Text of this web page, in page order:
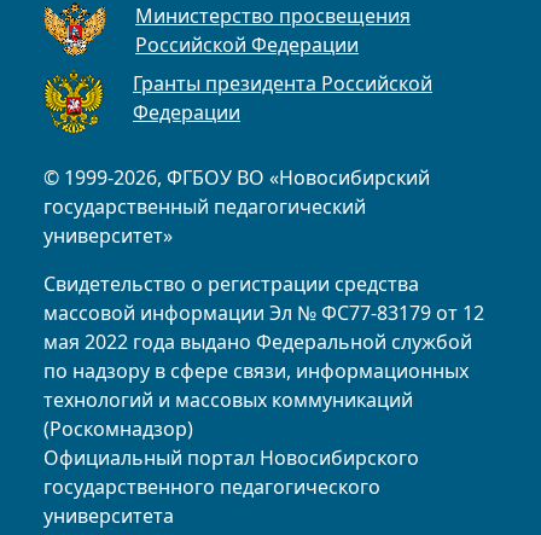
© 1999-2026, ФГБОУ ВО «Новосибирский
государственный педагогический
университет»
Свидетельство о регистрации средства
массовой информации Эл № ФС77-83179 от 12
мая 2022 года выдано Федеральной службой
по надзору в сфере связи, информационных
технологий и массовых коммуникаций
(Роскомнадзор)
Официальный портал Новосибирского
государственного педагогического
университета
Министерство просвещения
Российской Федерации
Гранты президента Российской
Федерации